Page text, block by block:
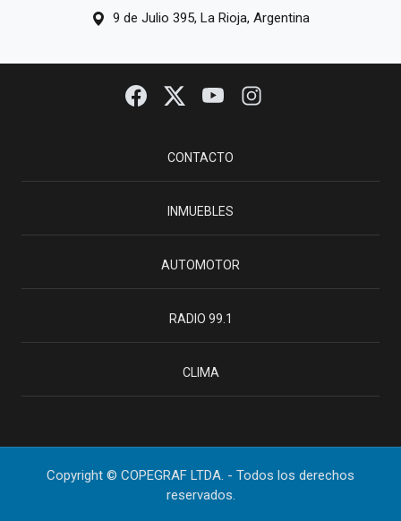
9 de Julio 395, La Rioja, Argentina
CONTACTO
INMUEBLES
AUTOMOTOR
RADIO 99.1
CLIMA
Copyright © COPEGRAF LTDA. - Todos los derechos
reservados.